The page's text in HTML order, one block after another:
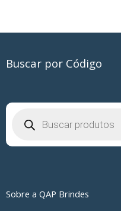
Buscar por Código
produtos
Sobre a QAP Brindes